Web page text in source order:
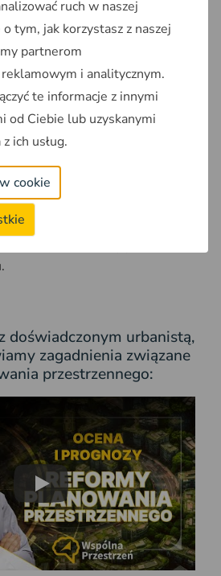
Geoportalu Na
Na Mapie
terenów przeznaczonych pod
Dzięki temu łatwo dowiesz
pozostanie działką budowlaną
że gminy określają te
doświadczonym urbanistą,
zagadnienia związane
przestrzennego:
Play
ruch w naszej
tym, jak korzystasz z naszej
partnerom
i analitycznym.
te informacje z innymi
od Ciebie lub uzyskanymi
ich usług.
cookie